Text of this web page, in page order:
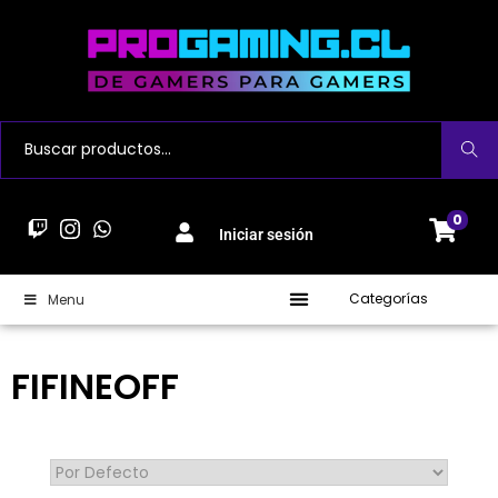
Buscar
Iniciar sesión
0
Menu Categorías
FIFINEOFF
Sort Products